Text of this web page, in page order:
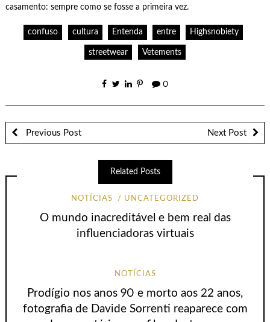
casamento: sempre como se fosse a primeira vez.
confuso cultura Entenda entre Highsnobiety
streetwear Vetements
0
Previous Post Next Post
Related Posts
NOTÍCIAS UNCATEGORIZED
O mundo inacreditável e bem real das
influenciadoras virtuais
NOTÍCIAS
Prodígio nos anos 90 e morto aos 22 anos,
fotografia de Davide Sorrenti reaparece com